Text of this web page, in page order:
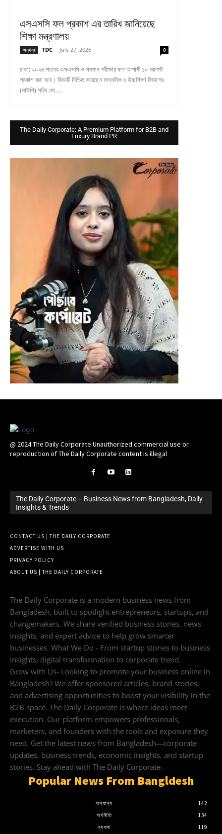
এসএসসি ফল প্রকাশ এর তারিখ জানিয়েছে
শিক্ষা মন্ত্রণালয়
অন্যান্য TDC - July 27, 2026 0
ঢাকা: ২০২৬ সালের এসএসসি ও সমমান পরীক্ষার ফল আগামী ১০ আগস্ট
প্রকাশ করা হবে। বিষয়টি নিশ্চিত করেছেন মাধ্যমিক ও উচ্চশিক্ষা বিভাগের
(মাউশি) সচিব মো....
The Daily Corporate: A Premium Platform for B2B and
Luxury Brand PR
@ 2024 The Daily Corporate Unauthorized commercial use or
reproduction of The Daily Corporate content is illegal
The Daily Corporate – Business News from Bangladesh, Daily
Insights & Trends
CONTACT US | THE DAILY CORPORATE
ADVERTISE WITH US
PRIVACY POLICY
ABOUT US | THE DAILY CORPORATE
The Daily Corporate is a modern business news from
Bangladesh, built to spotlight entrepreneurs, startups, and
changemakers. We share verified business stories, news
insights, and expert advice to help grow smarter
businesses. What We Do - From startup stories to business
insights, digital transformation to corporate trend.
Grow with Us- Looking to promote your business online in
Bangladesh? We offer sponsored articles, brand stories,
and advertising opportunities to boost your visibility in the
B2B space. The Daily Corporate is where ideas meet
execution. Our platform empowers professionals,
marketers, and founders with the tools and exposure they
need. Get the latest news from Bangladesh—corporate
updates, business trends, economic insights, and startup
stories. Stay ahead with The Daily Corporate.
Popular News From Bangldesh
অন্যান্য
142
অর্থনীতি
134
ব্যবসা
119